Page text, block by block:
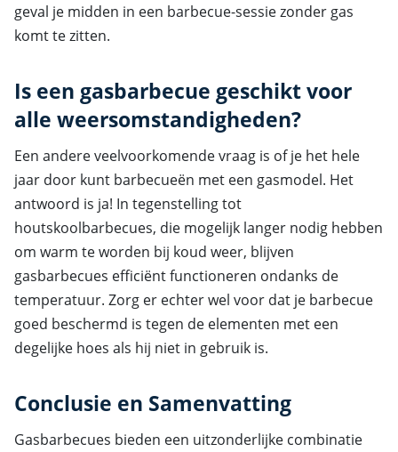
geval je midden in een barbecue-sessie zonder gas
komt te zitten.
Is een gasbarbecue geschikt voor
alle weersomstandigheden?
Een andere veelvoorkomende vraag is of je het hele
jaar door kunt barbecueën met een gasmodel. Het
antwoord is ja! In tegenstelling tot
houtskoolbarbecues, die mogelijk langer nodig hebben
om warm te worden bij koud weer, blijven
gasbarbecues efficiënt functioneren ondanks de
temperatuur. Zorg er echter wel voor dat je barbecue
goed beschermd is tegen de elementen met een
degelijke hoes als hij niet in gebruik is.
Conclusie en Samenvatting
Gasbarbecues bieden een uitzonderlijke combinatie